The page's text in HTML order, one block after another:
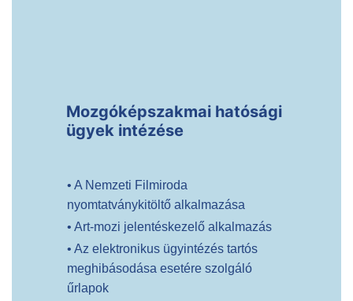
Mozgóképszakmai hatósági
ügyek intézése
• A Nemzeti Filmiroda
nyomtatványkitöltő alkalmazása
• Art-mozi jelentéskezelő alkalmazás
• Az elektronikus ügyintézés tartós
meghibásodása esetére szolgáló
űrlapok